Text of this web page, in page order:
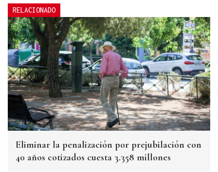
RELACIONADO
Eliminar la penalización por prejubilación con
40 años cotizados cuesta 3.358 millones